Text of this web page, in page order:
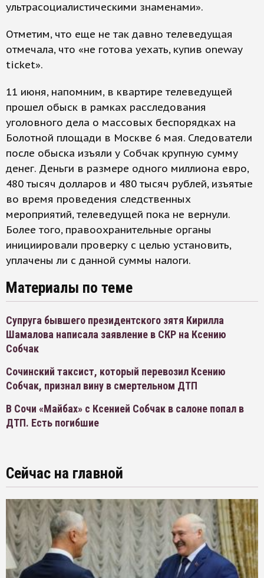
ультрасоциалистическими знаменами».
Отметим, что еще не так давно телеведущая
отмечала, что «не готова уехать, купив oneway
ticket».
11 июня, напомним, в квартире телеведущей
прошел обыск в рамках расследования
уголовного дела о массовых беспорядках на
Болотной площади в Москве 6 мая. Следователи
после обыска изъяли у Собчак крупную сумму
денег. Деньги в размере одного миллиона евро,
480 тысяч долларов и 480 тысяч рублей, изъятые
во время проведения следственных
мероприятий, телеведущей пока не вернули.
Более того, правоохранительные органы
инициировали проверку с целью установить,
уплачены ли с данной суммы налоги.
Материалы по теме
Супруга бывшего президентского зятя Кирилла
Шамалова написала заявление в СКР на Ксению
Собчак
Сочинский таксист, который перевозил Ксению
Собчак, признал вину в смертельном ДТП
В Сочи «Майбах» с Ксенией Собчак в салоне попал в
ДТП. Есть погибшие
Сейчас на главной